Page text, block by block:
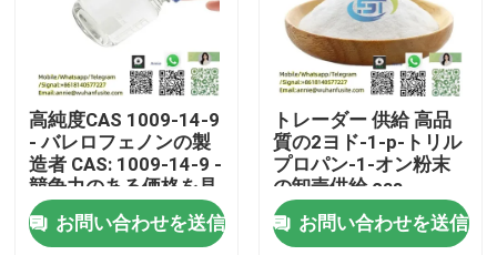
プロダクト
私達について
工場旅行
高純度CAS 1009-14-9
- バレロフェノンの製
造者 CAS: 1009-14-9 -
競争力のある価格を見
つける
お問い合わせを送信
トレーダー 供給 高品
質の2ヨド-1-p-トリル
プロパン-1-オン粉末
の卸売供給 cas
236117-38-7 低価格
お問い合わせを送信